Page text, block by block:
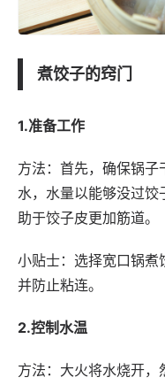
煮饺子的窍门
1.准备工作
方法：首先，确保锅
水，水量以能够没过饺
助于饺子皮更加筋道。
小贴士：选择宽口锅煮
并防止粘连。
2.控制水温
方法：大火将水烧开